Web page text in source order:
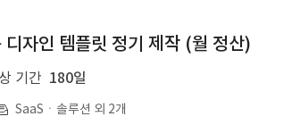
자인 템플릿 정기 제작 (월 정산)
기간 180일
SaaSㆍ솔루션 외 2개